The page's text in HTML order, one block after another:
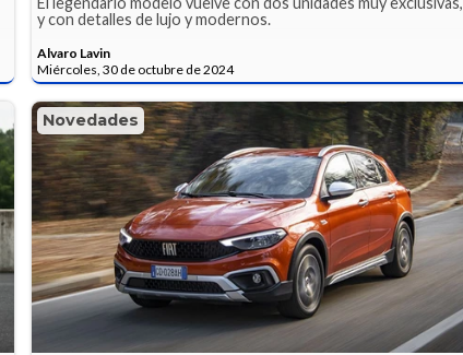
y con detalles de lujo y modernos.
Alvaro Lavin
Miércoles, 30 de octubre de 2024
Novedades